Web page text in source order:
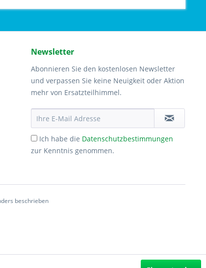
Newsletter
Abonnieren Sie den kostenlosen Newsletter
und verpassen Sie keine Neuigkeit oder Aktion
mehr von Ersatzteilhimmel.
Ich habe die Datenschutzbestimmungen
zur Kenntnis genommen.
beschrieben